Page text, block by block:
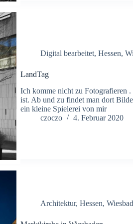
Digital bearbeitet,Hessen,
LandTag
Ich komme nicht zu Fotografieren
ist. Ab und zu findet man dort
ein kleine Spielerei von mir
czoczo
4. Februar 2020
Architektur,Hessen,